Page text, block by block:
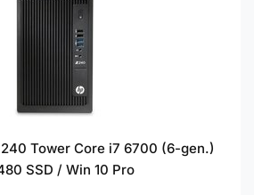
Tower Core i7 6700 (6-gen.)
SSD / Win 10 Pro